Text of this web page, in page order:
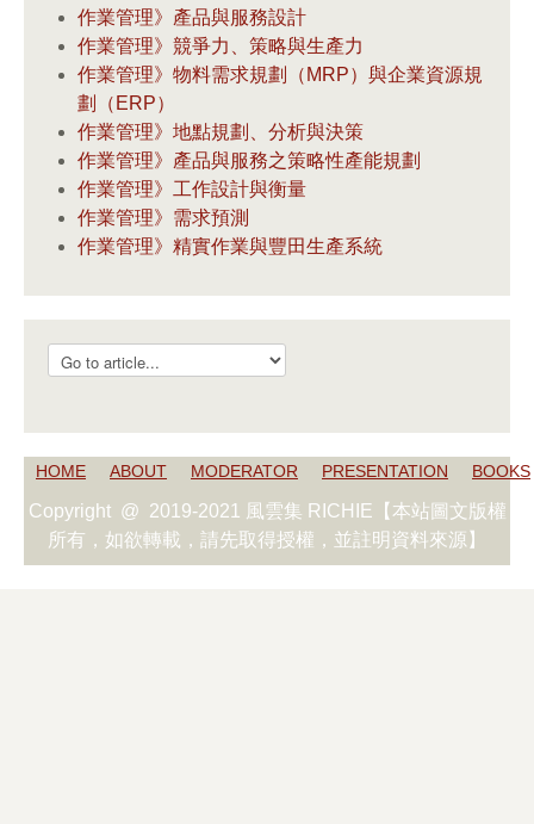
作業管理》產品與服務設計
作業管理》競爭力、策略與生產力
作業管理》物料需求規劃（MRP）與企業資源規
劃（ERP）
作業管理》地點規劃、分析與決策
作業管理》產品與服務之策略性產能規劃
作業管理》工作設計與衡量
作業管理》需求預測
作業管理》精實作業與豐田生產系統
HOME ABOUT MODERATOR PRESENTATION BOOKS
Copyright @ 2019-2021 風雲集 RICHIE【本站圖文版權
所有，如欲轉載，請先取得授權，並註明資料來源】